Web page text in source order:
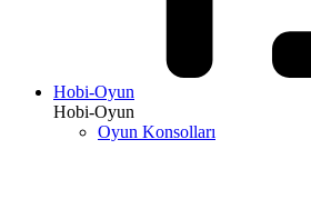
Hobi-Oyun
Hobi-Oyun
Oyun Konsolları